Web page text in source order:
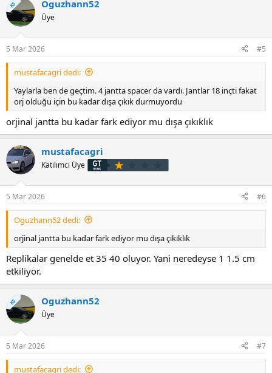
KS Oguzhann52
Üye
5 Mar 2026 #5
mustafacagri dedi:
Yaylarla ben de geçtim. 4 jantta spacer da vardı. Jantlar 18 inçti fakat
orj olduğu için bu kadar dışa çıkık durmuyordu
orjinal jantta bu kadar fark ediyor mu dışa çıkıklık
mustafacagri
Katılımcı Üye
5 Mar 2026 #6
Oguzhann52 dedi:
orjinal jantta bu kadar fark ediyor mu dışa çıkıklık
Replikalar genelde et 35 40 oluyor. Yani neredeyse 1 1.5 cm
etkiliyor.
KS Oguzhann52
Üye
5 Mar 2026 #7
mustafacagri dedi: